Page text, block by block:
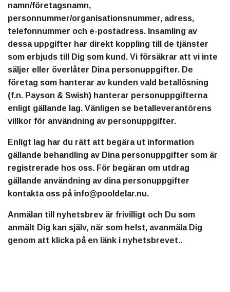
namn/företagsnamn,
personnummer/organisationsnummer, adress,
telefonnummer och e-postadress. Insamling av
dessa uppgifter har direkt koppling till de tjänster
som erbjuds till Dig som kund. Vi försäkrar att vi inte
säljer eller överlåter Dina personuppgifter. De
företag som hanterar av kunden vald betallösning
(f.n. Payson & Swish) hanterar personuppgifterna
enligt gällande lag. Vänligen se betalleverantörens
villkor för användning av personuppgifter.
Enligt lag har du rätt att begära ut information
gällande behandling av Dina personuppgifter som är
registrerade hos oss. För begäran om utdrag
gällande användning av dina personuppgifter
kontakta oss på info@pooldelar.nu.
Anmälan till nyhetsbrev är frivilligt och Du som
anmält Dig kan själv, när som helst, avanmäla Dig
genom att klicka på en länk i nyhetsbrevet..